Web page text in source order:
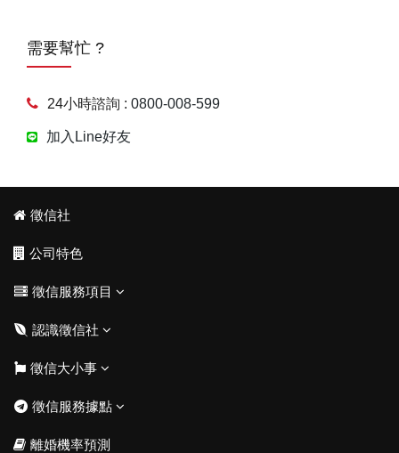
需要幫忙 ?
24小時諮詢 : 0800-008-599
加入Line好友
徵信社
公司特色
徵信服務項目
認識徵信社
徵信大小事
徵信服務據點
離婚機率預測